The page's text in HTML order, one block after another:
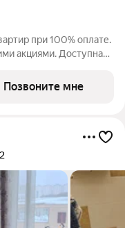
при 100% оплате.
акциями. Доступна
в премиальном ЖК «Айс
Позвоните мне